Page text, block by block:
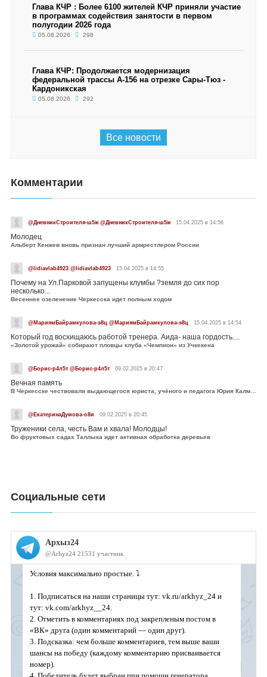
Глава КЧР : Более 6100 жителей КЧР приняли участие
в программах содействия занятости в первом
полугодии 2026 года
05.08.2026 298
Глава КЧР: Продолжается модернизация
федеральной трассы А-156 на отрезке Сары-Тюз -
Кардоникская
05.08.2026 292
Все новости
Комментарии
@ДневникСтроителя-ш5ж @ДневникСтроителя-ш5ж 15.04.2025 в 14:56
Молодец
Альберт Кенжев вновь признан лучший армрестлером России
@lidiavlab4923 @lidiavlab4923 15.04.2025 в 14:55
Почему на Ул.Парковой запущены клумбы ?земля до сих пор
несколько...
Весеннее озеленение Черкесска идет полным ходом
@МариямБайрамкулова-э8ц @МариямБайрамкулова-э8ц 15.04.2025 в 14:54
Который год восхищаюсь работой тренера. Аида- наша гордость....
«Золотой урожай» собирают пловцы клуба «Чемпион» из Учкекена
@Борис-р4л5т @Борис-р4л5т 09.02.2025 в 20:47
Вечная память
В Черкесске чествовали выдающегося юриста, учёного и педагога Юрия Калмыкова
@ЕкатеринаДумова-о8и 09.02.2025 в 20:45
Труженики села, честь Вам и хвала! Молодцы!
Во фруктовых садах Таллыка идет активная обработка деревьев
Социальные сети